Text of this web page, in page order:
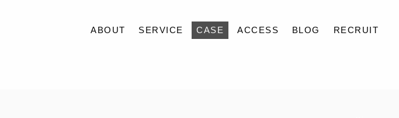
ABOUT SERVICE CASE ACCESS BLOG RECRUIT